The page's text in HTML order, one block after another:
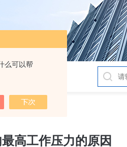
么可以帮
高工作压力的原因